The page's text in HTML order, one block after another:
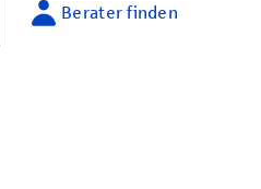
Berater finden